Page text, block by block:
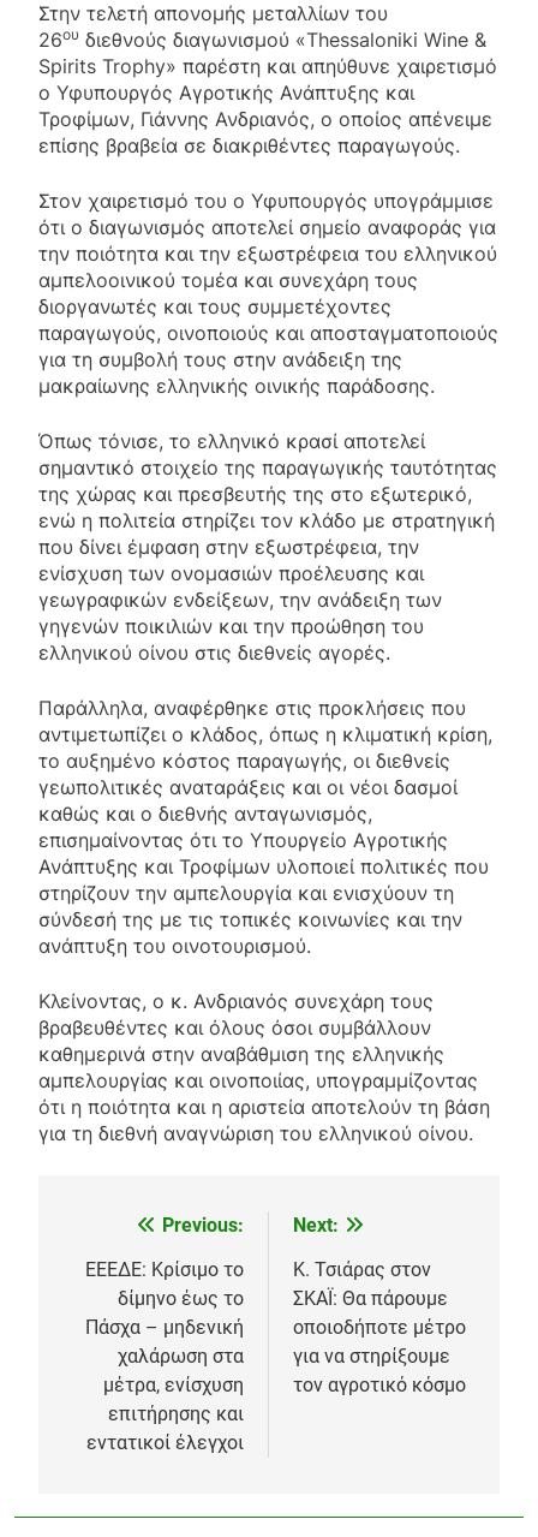
Στην τελετή απονομής μεταλλίων του
26ου διεθνούς διαγωνισμού «Thessaloniki Wine &
Spirits Trophy» παρέστη και απηύθυνε χαιρετισμό
ο Υφυπουργός Αγροτικής Ανάπτυξης και
Τροφίμων, Γιάννης Ανδριανός, ο οποίος απένειμε
επίσης βραβεία σε διακριθέντες παραγωγούς.
Στον χαιρετισμό του ο Υφυπουργός υπογράμμισε
ότι ο διαγωνισμός αποτελεί σημείο αναφοράς για
την ποιότητα και την εξωστρέφεια του ελληνικού
αμπελοοινικού τομέα και συνεχάρη τους
διοργανωτές και τους συμμετέχοντες
παραγωγούς, οινοποιούς και αποσταγματοποιούς
για τη συμβολή τους στην ανάδειξη της
μακραίωνης ελληνικής οινικής παράδοσης.
Όπως τόνισε, το ελληνικό κρασί αποτελεί
σημαντικό στοιχείο της παραγωγικής ταυτότητας
της χώρας και πρεσβευτής της στο εξωτερικό,
ενώ η πολιτεία στηρίζει τον κλάδο με στρατηγική
που δίνει έμφαση στην εξωστρέφεια, την
ενίσχυση των ονομασιών προέλευσης και
γεωγραφικών ενδείξεων, την ανάδειξη των
γηγενών ποικιλιών και την προώθηση του
ελληνικού οίνου στις διεθνείς αγορές.
Παράλληλα, αναφέρθηκε στις προκλήσεις που
αντιμετωπίζει ο κλάδος, όπως η κλιματική κρίση,
το αυξημένο κόστος παραγωγής, οι διεθνείς
γεωπολιτικές αναταράξεις και οι νέοι δασμοί
καθώς και ο διεθνής ανταγωνισμός,
επισημαίνοντας ότι το Υπουργείο Αγροτικής
Ανάπτυξης και Τροφίμων υλοποιεί πολιτικές που
στηρίζουν την αμπελουργία και ενισχύουν τη
σύνδεσή της με τις τοπικές κοινωνίες και την
ανάπτυξη του οινοτουρισμού.
Κλείνοντας, ο κ. Ανδριανός συνεχάρη τους
βραβευθέντες και όλους όσοι συμβάλλουν
καθημερινά στην αναβάθμιση της ελληνικής
αμπελουργίας και οινοποιίας, υπογραμμίζοντας
ότι η ποιότητα και η αριστεία αποτελούν τη βάση
για τη διεθνή αναγνώριση του ελληνικού οίνου.
Πλοήγηση
άρθρων
Previous:
ΕΕΕΔΕ: Κρίσιμο το
δίμηνο έως το
Πάσχα – μηδενική
χαλάρωση στα
μέτρα, ενίσχυση
επιτήρησης και
εντατικοί έλεγχοι
Next:
Κ. Τσιάρας στον
ΣΚΑΪ: Θα πάρουμε
οποιοδήποτε μέτρο
για να στηρίξουμε
τον αγροτικό κόσμο